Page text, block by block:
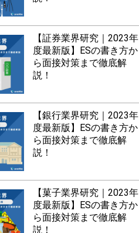
【証券業界研究｜2023年
度最新版】ESの書き方か
ら面接対策まで徹底解
説！
【銀行業界研究｜2023年
度最新版】ESの書き方か
ら面接対策まで徹底解
説！
【菓子業界研究｜2023年
度最新版】ESの書き方か
ら面接対策まで徹底解
説！